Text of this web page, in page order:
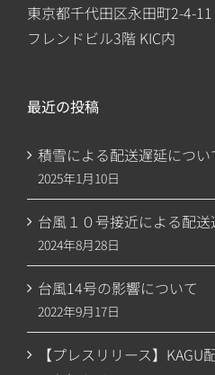
東京都千代田区永田町2-4-11
フレンドビル3階 KIC内
最近の投稿
積雪による配送遅延につ
2025年1月10日
台風１０号接近による配
2024年8月28日
台風14号の影響について
2022年9月17日
【プレスリリース】